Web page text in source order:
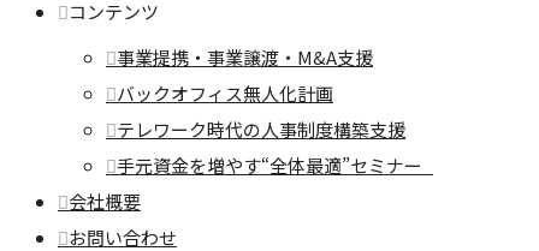
コンテンツ
事業提携・事業譲渡・M&A支援
バックオフィス無人化計画
テレワーク時代の人事制度構築支援
手元資金を増やす“全体最適”セミナー
会社概要
お問い合わせ